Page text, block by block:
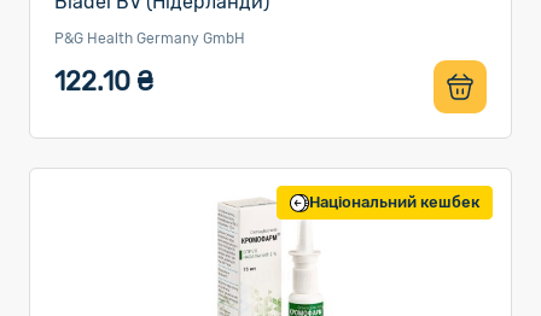
P&G Health Germany GmbH
122.10 ₴
Національний кешбек